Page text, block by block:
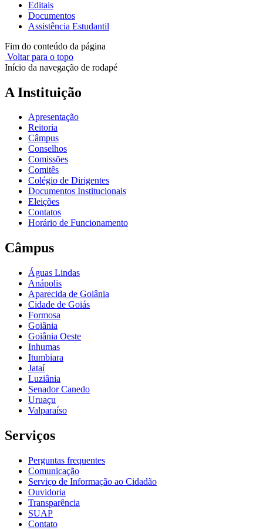
Editais
Documentos
Assistência Estudantil
Fim do conteúdo da página
Voltar para o topo
Início da navegação de rodapé
A Instituição
Apresentação
Reitoria
Câmpus
Conselhos
Comissões
Comitês
Colégio de Dirigentes
Documentos Institucionais
Eleições
Contatos
Horário de Funcionamento
Câmpus
Águas Lindas
Anápolis
Aparecida de Goiânia
Cidade de Goiás
Formosa
Goiânia
Goiânia Oeste
Inhumas
Itumbiara
Jataí
Luziânia
Senador Canedo
Uruaçu
Valparaíso
Serviços
Perguntas frequentes
Comunicação
Serviço de Informação ao Cidadão
Ouvidoria
Transparência
SUAP
Contato